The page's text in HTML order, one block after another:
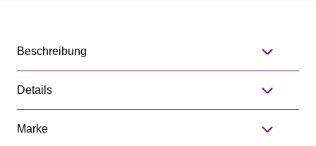
Beschreibung
Details
Marke